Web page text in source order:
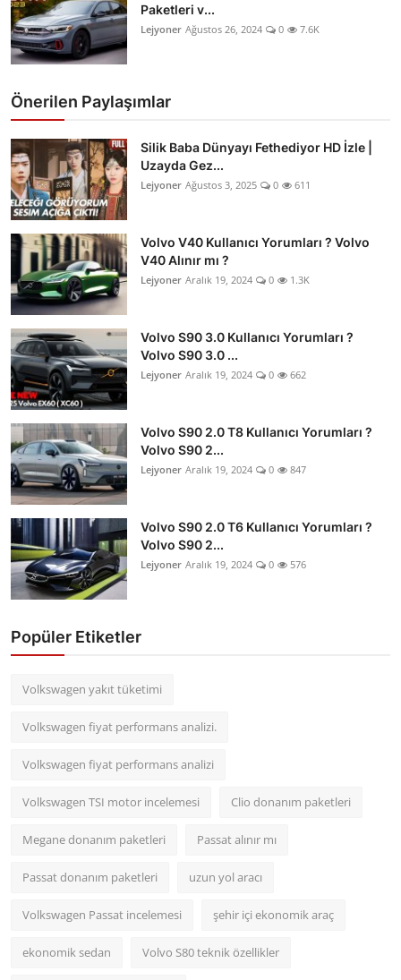
Paketleri v...
Lejyoner Ağustos 26, 2024 0 7.6K
Önerilen Paylaşımlar
Silik Baba Dünyayı Fethediyor HD İzle |
Uzayda Gez...
Lejyoner Ağustos 3, 2025 0 611
Volvo V40 Kullanıcı Yorumları ? Volvo
V40 Alınır mı ?
Lejyoner Aralık 19, 2024 0 1.3K
Volvo S90 3.0 Kullanıcı Yorumları ?
Volvo S90 3.0 ...
Lejyoner Aralık 19, 2024 0 662
Volvo S90 2.0 T8 Kullanıcı Yorumları ?
Volvo S90 2...
Lejyoner Aralık 19, 2024 0 847
Volvo S90 2.0 T6 Kullanıcı Yorumları ?
Volvo S90 2...
Lejyoner Aralık 19, 2024 0 576
Popüler Etiketler
Volkswagen yakıt tüketimi
Volkswagen fiyat performans analizi.
Volkswagen fiyat performans analizi
Volkswagen TSI motor incelemesi Clio donanım paketleri
Megane donanım paketleri Passat alınır mı
Passat donanım paketleri uzun yol aracı
Volkswagen Passat incelemesi şehir içi ekonomik araç
ekonomik sedan Volvo S80 teknik özellikler